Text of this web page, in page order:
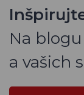
Na
a vašich